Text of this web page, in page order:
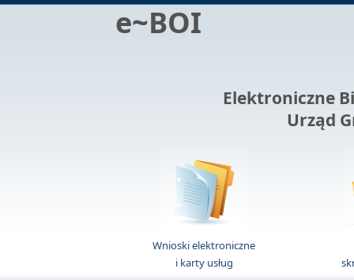
e~BOI
Elektroniczne
Urząd
Wnioski elektroniczne
i karty usług